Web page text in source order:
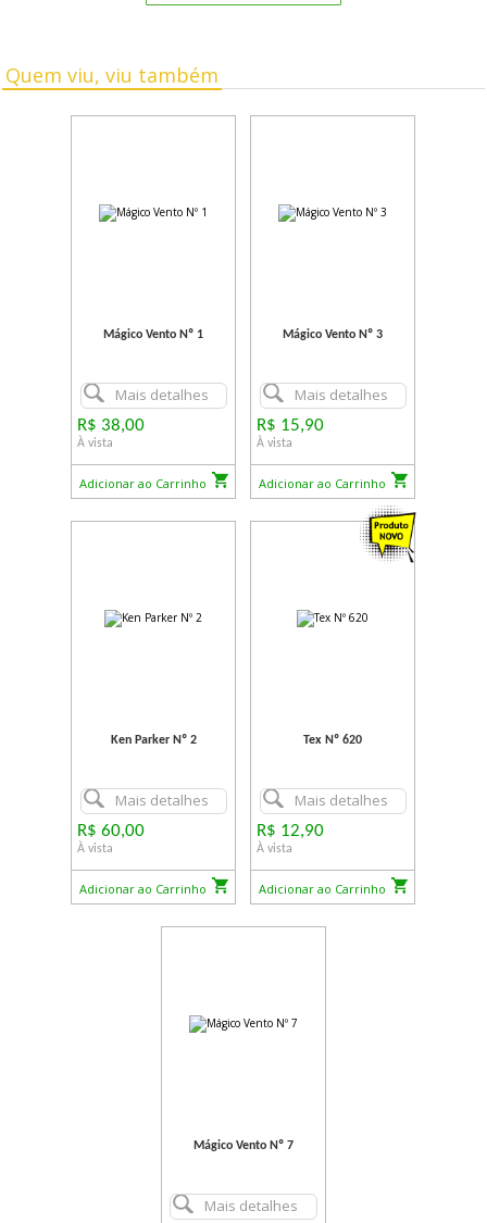
Quem viu, viu também
Mágico Vento Nº 1
Mais detalhes
R$ 38,00
À vista
Adicionar ao Carrinho
Mágico Vento Nº 3
Mais detalhes
R$ 15,90
À vista
Adicionar ao Carrinho
Ken Parker Nº 2
Mais detalhes
R$ 60,00
À vista
Adicionar ao Carrinho
Tex Nº 620
Mais detalhes
R$ 12,90
À vista
Adicionar ao Carrinho
Mágico Vento Nº 7
Mais detalhes